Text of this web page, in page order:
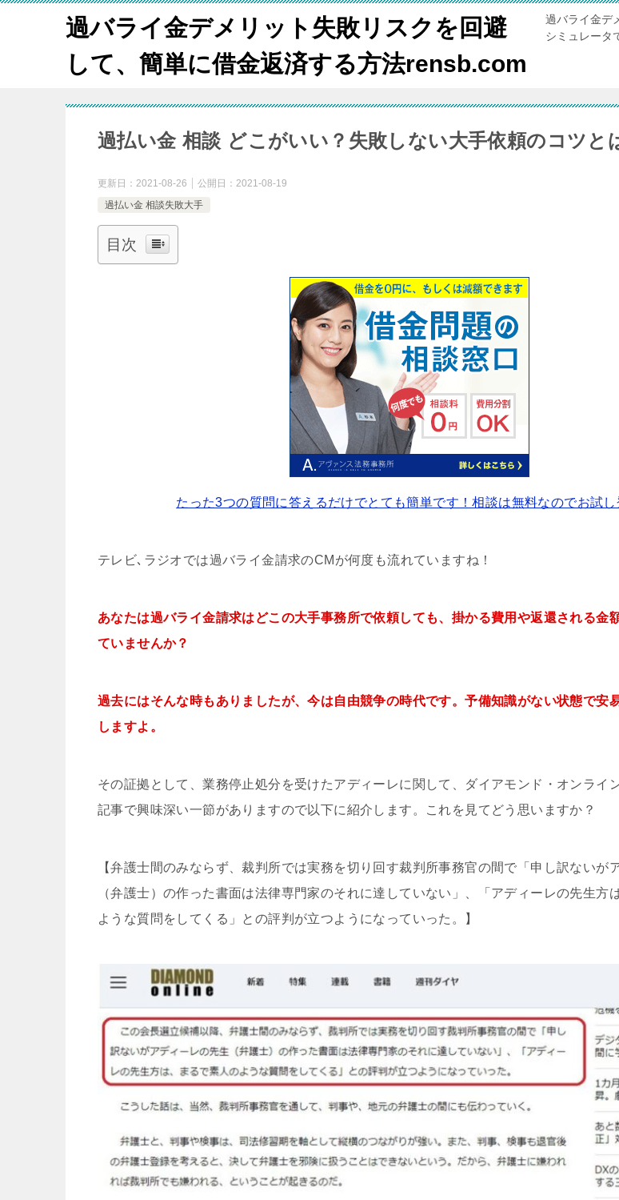
過バライ金デメリット失敗リスクを回避
して、簡単に借金返済する方法rensb.com
過バライ金デ
シミュレータ
過払い金 相談 どこがいい？失敗しない大手依頼のコツと
更新日： 2021-08-26 公開日： 2021-08-19
過払い金 相談失敗大手
目次
たった3つの質問に答えるだけでとても簡単です！相談は無料なのでお試し
テレビ､ラジオでは過バライ金請求のCMが何度も流れていますね！
あなたは過バライ金請求はどこの大手事務所で依頼しても、掛かる費用や返還される金
ていませんか？
過去にはそんな時もありましたが、今は自由競争の時代です。予備知識がない状態で安
しますよ。
その証拠として、業務停止処分を受けたアディーレに関して、ダイアモンド・オンライ
記事で興味深い一節がありますので以下に紹介します。これを見てどう思いますか？
【弁護士間のみならず、裁判所では実務を切り回す裁判所事務官の間で「申し訳ないが
（弁護士）の作った書面は法律専門家のそれに達していない」、「アディーレの先生方
ような質問をしてくる」との評判が立つようになっていった。】